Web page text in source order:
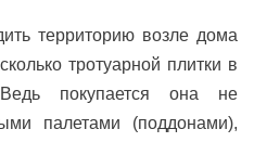
территорию возле дома
тротуарной плитки в
покупается она не
палетами (поддонами),